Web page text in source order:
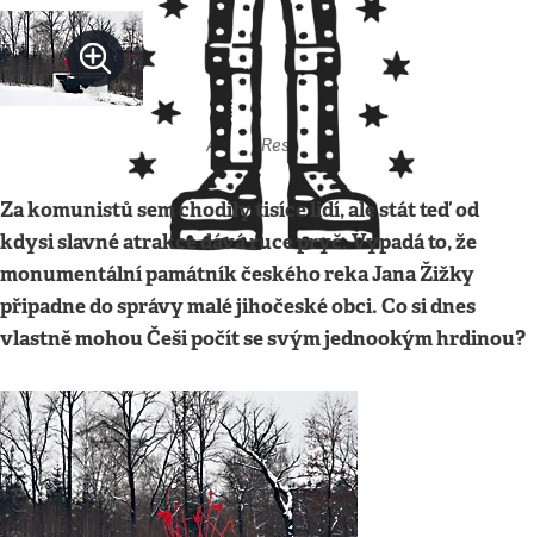
Autor: Respekt
Za komunistů sem chodily tisíce lidí, ale stát teď od
kdysi slavné atrakce dává ruce pryč. Vypadá to, že
monumentální památník českého reka Jana Žižky
připadne do správy malé jihočeské obci. Co si dnes
vlastně mohou Češi počít se svým jednookým hrdinou?